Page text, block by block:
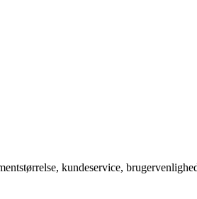
kundeservice,